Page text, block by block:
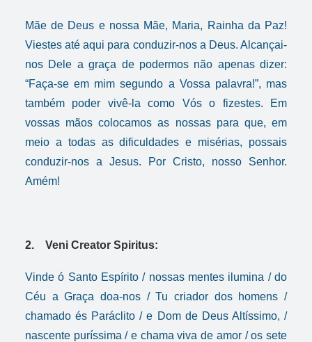
Mãe de Deus e nossa Mãe, Maria, Rainha da Paz!
Viestes até aqui para conduzir-nos a Deus. Alcançai-
nos Dele a graça de podermos não apenas dizer:
“Faça-se em mim segundo a Vossa palavra!”, mas
também poder vivê-la como Vós o fizestes. Em
vossas mãos colocamos as nossas para que, em
meio a todas as dificuldades e misérias, possais
conduzir-nos a Jesus. Por Cristo, nosso Senhor.
Amém!
2. Veni Creator Spiritus:
Vinde ó Santo Espírito / nossas mentes ilumina / do
Céu a Graça doa-nos / Tu criador dos homens /
chamado és Paráclito / e Dom de Deus Altíssimo, /
nascente puríssima / e chama viva de amor / os sete